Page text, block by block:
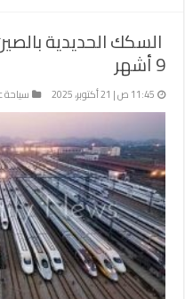
9 أشهر
11:45 ص | 21 أكتوبر، 2025 سياحة